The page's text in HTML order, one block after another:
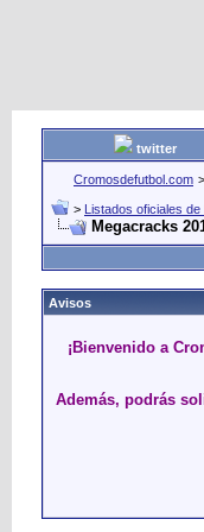
twitter
Cromosdefutbol.com >
> Listados oficiales
Megacracks
Avisos
¡Bienvenido a
Además, podrás